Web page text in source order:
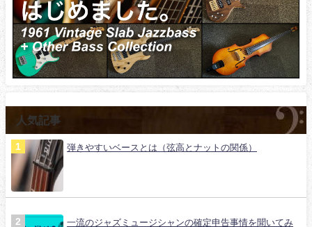
人気記事
弾きやすいベースとは（弦高とナットの関係）
一流のジャズミュージシャンの確定申告事情を聞いてみ